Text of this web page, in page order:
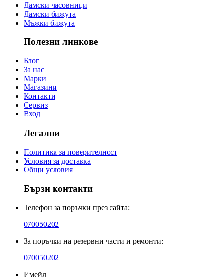
Дамски часовници
Дамски бижута
Мъжки бижута
Полезни линкове
Блог
За нас
Марки
Магазини
Контакти
Сервиз
Вход
Легални
Политика за поверителност
Условия за доставка
Общи условия
Бързи контакти
Телефон за поръчки през сайта:
070050202
За поръчки на резервни части и ремонти:
070050202
Имейл